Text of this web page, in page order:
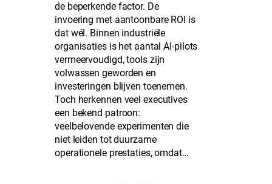
de beperkende factor. De
invoering met aantoonbare ROI is
dat wél. Binnen industriële
organisaties is het aantal AI-pilots
vermeervoudigd, tools zijn
volwassen geworden en
investeringen blijven toenemen.
Toch herkennen veel executives
een bekend patroon:
veelbelovende experimenten die
niet leiden tot duurzame
operationele prestaties, omdat…